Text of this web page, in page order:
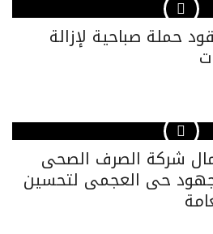
حملة صباحية لإزالة
شركة الصرف الصحى
حى العجمى لتحسين